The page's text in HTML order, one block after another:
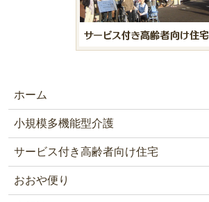
ホーム
小規模多機能型介護
サービス付き高齢者向け住宅
おおや便り